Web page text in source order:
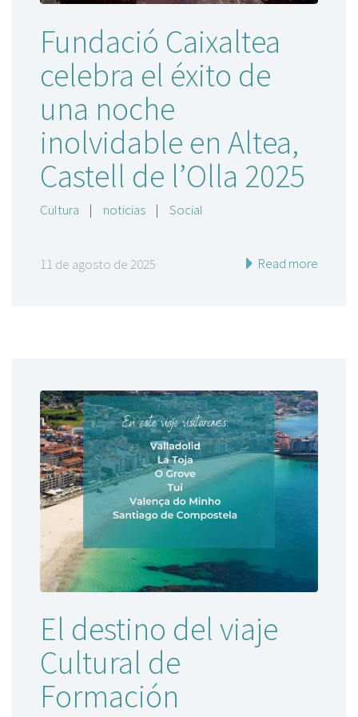
Fundació Caixaltea
celebra el éxito de
una noche
inolvidable en Altea,
Castell de l’Olla 2025
Cultura | noticias | Social
11 de agosto de 2025 Read more
El destino del viaje
Cultural de
Formación